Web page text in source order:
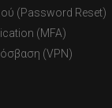
(Password Reset)
(MFA)
(VPN)